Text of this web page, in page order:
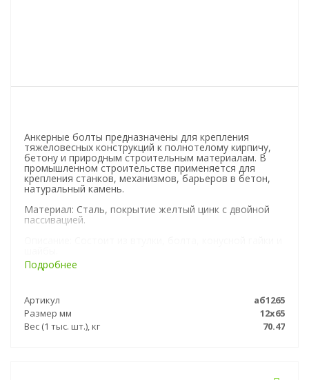
Анкерные болты предназначены для крепления
тяжеловесных конструкций к полнотелому кирпичу,
бетону и природным строительным материалам. В
промышленном строительстве применяется для
крепления станков, механизмов, барьеров в бетон,
натуральный камень.
Материал: Сталь, покрытие желтый цинк с двойной
пассивацией.
Рекомендуемая рабочая нагрузка не должна
или бетон с трещинами для расчета нагрузки на
выров рекомендуется брать коэффициент 0,6.
Монтаж: Сверлится отверстие буром, номеналом
Подробнее
Артикул
аб1265
Размер мм
12х65
Вес (1 тыс. шт.), кг
70.47